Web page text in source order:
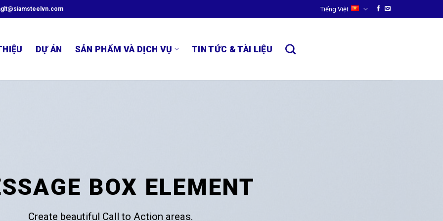
Tiếng Việt
DỰ ÁN SẢN PHẨM VÀ DỊCH VỤ TIN TỨC & TÀI LIỆU
BOX ELEMENT
Create beautiful Call to Action areas.